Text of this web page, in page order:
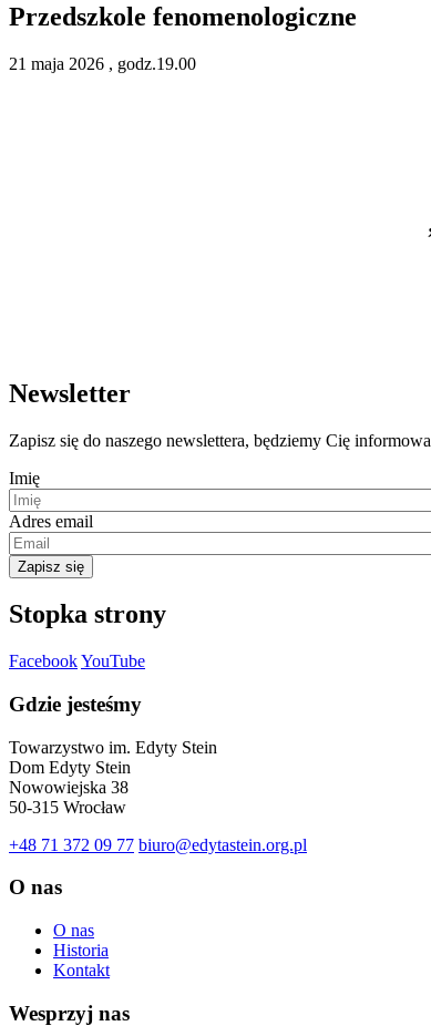
Przedszkole fenomenologiczne
21 maja 2026 , godz.19.00
Newsletter
Zapisz się do naszego newslettera, będziemy Cię
Imię
Adres email
Zapisz się
Stopka strony
FacebookYouTube
Gdzie jesteśmy
Towarzystwo im. Edyty Stein
Dom Edyty Stein
Nowowiejska 38
50-315 Wrocław
+48 71 372 09 77 biuro@edytastein.org.pl
O nas
O nas
Historia
Kontakt
Wesprzyj nas